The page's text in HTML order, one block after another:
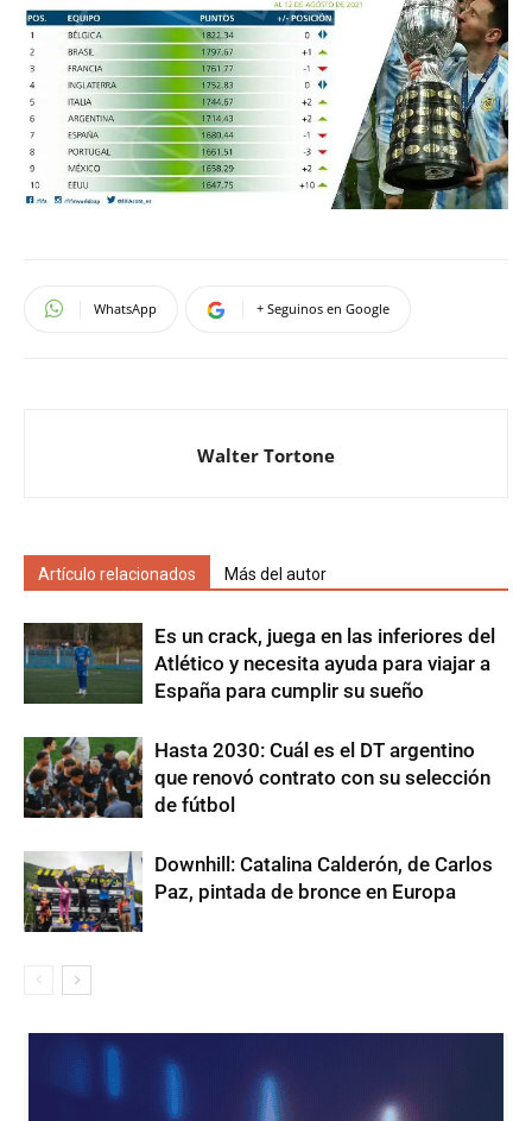
WhatsApp + Seguinos en Google
Walter Tortone
Artículo relacionados Más del autor
Es un crack, juega en las inferiores del
Atlético y necesita ayuda para viajar a
España para cumplir su sueño
Hasta 2030: Cuál es el DT argentino
que renovó contrato con su selección
de fútbol
Downhill: Catalina Calderón, de Carlos
Paz, pintada de bronce en Europa